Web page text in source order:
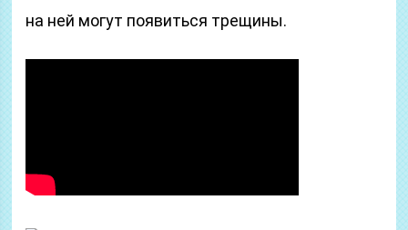
на ней могут появиться трещины.